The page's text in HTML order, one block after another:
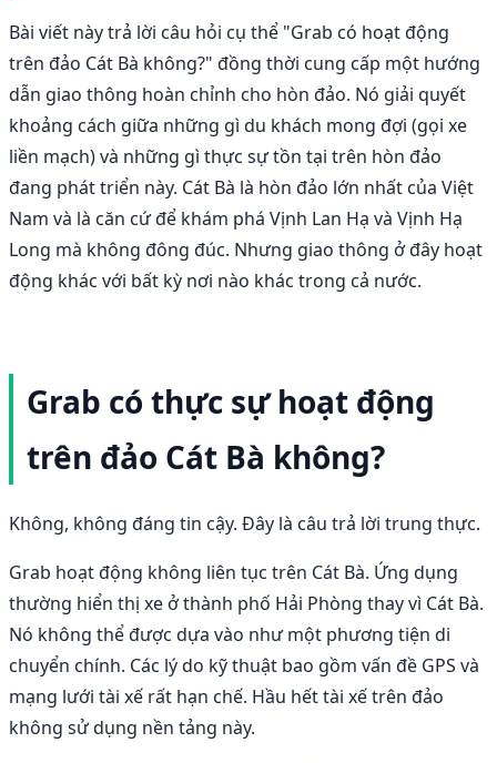
Bài viết này trả lời câu hỏi cụ thể "Grab có hoạt động
trên đảo Cát Bà không?" đồng thời cung cấp một hướng
dẫn giao thông hoàn chỉnh cho hòn đảo. Nó giải quyết
khoảng cách giữa những gì du khách mong đợi (gọi xe
liền mạch) và những gì thực sự tồn tại trên hòn đảo
đang phát triển này. Cát Bà là hòn đảo lớn nhất của Việt
Nam và là căn cứ để khám phá Vịnh Lan Hạ và Vịnh Hạ
Long mà không đông đúc. Nhưng giao thông ở đây hoạt
động khác với bất kỳ nơi nào khác trong cả nước.
Grab có thực sự hoạt động
trên đảo Cát Bà không?
Không, không đáng tin cậy. Đây là câu trả lời trung thực.
Grab hoạt động không liên tục trên Cát Bà. Ứng dụng
thường hiển thị xe ở thành phố Hải Phòng thay vì Cát Bà.
Nó không thể được dựa vào như một phương tiện di
chuyển chính. Các lý do kỹ thuật bao gồm vấn đề GPS và
mạng lưới tài xế rất hạn chế. Hầu hết tài xế trên đảo
không sử dụng nền tảng này.